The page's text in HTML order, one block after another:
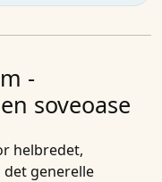
-
soveoase
helbredet,
generelle